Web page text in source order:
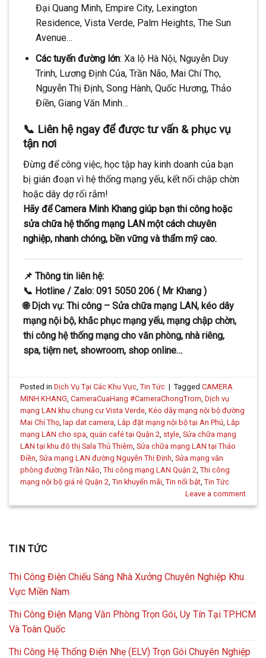
Đại Quang Minh, Empire City, Lexington
Residence, Vista Verde, Palm Heights, The Sun
Avenue…
Các tuyến đường lớn: Xa lộ Hà Nội, Nguyễn Duy
Trinh, Lương Định Của, Trần Não, Mai Chí Thọ,
Nguyễn Thị Định, Song Hành, Quốc Hương, Thảo
Điền, Giang Văn Minh…
📞 Liên hệ ngay để được tư vấn & phục vụ
tận nơi
Đừng để công việc, học tập hay kinh doanh của bạn
bị gián đoạn vì hệ thống mạng yếu, kết nối chập chờn
hoặc dây dợ rối rắm!
Hãy để Camera Minh Khang giúp bạn thi công hoặc
sửa chữa hệ thống mạng LAN một cách chuyên
nghiệp, nhanh chóng, bền vững và thẩm mỹ cao.
📌 Thông tin liên hệ:
📞 Hotline / Zalo: 091 5050 206 ( Mr Khang )
🌐Dịch vụ: Thi công – Sửa chữa mạng LAN, kéo dây
mạng nội bộ, khắc phục mạng yếu, mạng chập chờn,
thi công hệ thống mạng cho văn phòng, nhà riêng,
spa, tiệm net, showroom, shop online…
Posted inDịch Vụ Tại Các Khu Vực,Tin Tức | TaggedCAMERA
MINH KHANG,CameraCuaHang #CameraChongTrom,Dịch vụ
mạng LAN khu chung cư Vista Verde,Kéo dây mạng nội bộ đường
Mai Chí Thọ, lap dat camera,Lắp đặt mạng nội bộ tại An Phú,Lắp
mạng LAN cho spa,quán café tại Quận 2, style,Sửa chữa mạng
LAN tại khu đô thị Sala Thủ Thiêm,Sửa chữa mạng LAN tại Thảo
Điền,Sửa mạng LAN đường Nguyễn Thị Định,Sửa mạng văn
phòng đường Trần Não,Thi công mạng LAN Quận 2,Thi công
mạng nội bộ giá rẻ Quận 2,Tin khuyến mãi,Tin nổi bật,Tin Tức
Leave a comment
TIN TỨC
Thi Công Điện Chiếu Sáng Nhà Xưởng Chuyên Nghiệp Khu
Vực Miền Nam
Thi Công Điện Mạng Văn Phòng Trọn Gói, Uy Tín Tại TP.HCM
Và Toàn Quốc
Thi Công Hệ Thống Điện Nhẹ (ELV) Trọn Gói Chuyên Nghiệp